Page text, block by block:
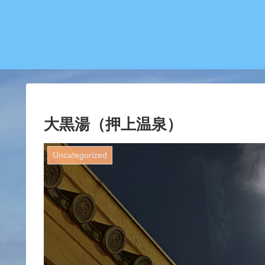
大黒湯（押上温泉）
Uncategorized